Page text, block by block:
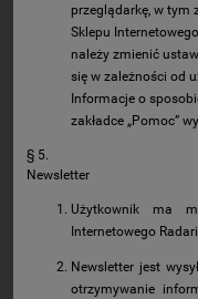
przeglądarkę, w tym
Sklepu
należy zmienić
się w zależności od
Informacje o
zakładce „Pomoc”
§ 5.
Newsletter
Użytkownik ma
Internetowego
Newsletter jest
otrzymywanie